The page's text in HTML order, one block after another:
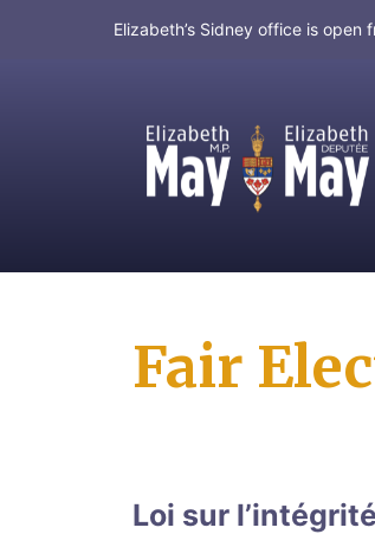
Elizabeth’s Sidney office is
MP for Saanich and Gulf
Fair
Loi sur